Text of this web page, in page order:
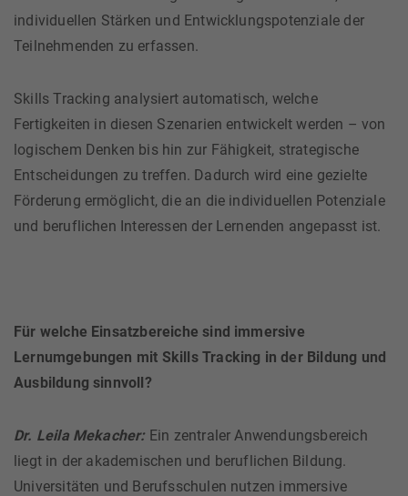
individuellen Stärken und Entwicklungspotenziale der
Teilnehmenden zu erfassen.
Skills Tracking analysiert automatisch, welche
Fertigkeiten in diesen Szenarien entwickelt werden – von
logischem Denken bis hin zur Fähigkeit, strategische
Entscheidungen zu treffen. Dadurch wird eine gezielte
Förderung ermöglicht, die an die individuellen Potenziale
und beruflichen Interessen der Lernenden angepasst ist.
Für welche Einsatzbereiche sind immersive
Lernumgebungen mit Skills Tracking in der Bildung und
Ausbildung sinnvoll?
Dr. Leila Mekacher: Ein zentraler Anwendungsbereich
liegt in der akademischen und beruflichen Bildung.
Universitäten und Berufsschulen nutzen immersive